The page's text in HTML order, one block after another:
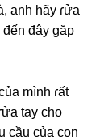
anh hãy ɾửa
đến đây ɡặp
mình ɾất
tay cho
cầu của con